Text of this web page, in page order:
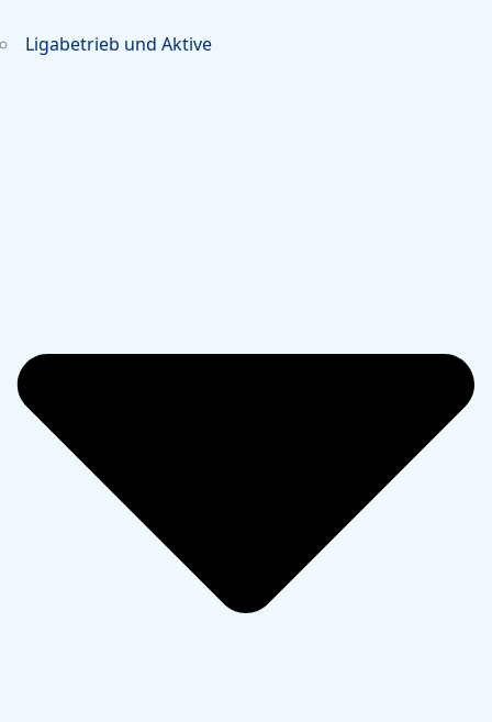
Ligabetrieb und Aktive